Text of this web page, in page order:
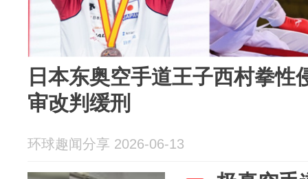
日本东奥空手道王子西村拳性
审改判缓刑
环球趣闻分享 2026-06-13